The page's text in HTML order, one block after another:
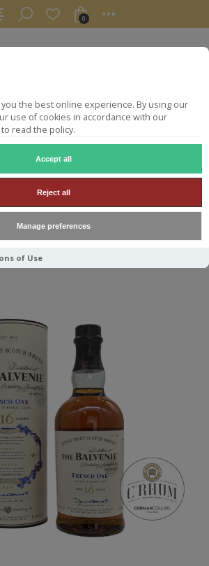
the best online experience. By using our
use of cookies in accordance with our
read the policy.
Accept all
Reject all
Manage preferences
of Use
0
16Y FRENCH OAK
70CL 47.6°